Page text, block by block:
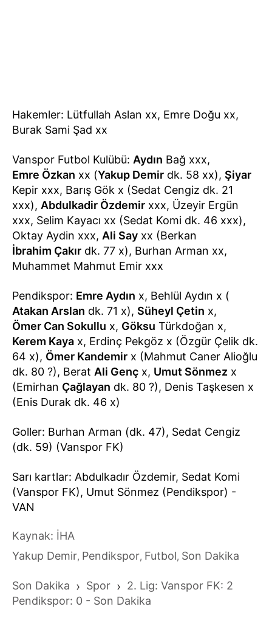
Hakemler: Lütfullah Aslan xx, Emre Doğu xx,
Burak Sami Şad xx
Vanspor Futbol Kulübü: Aydın Bağ xxx,
Emre Özkan xx (Yakup Demir dk. 58 xx), Şiyar
Kepir xxx, Barış Gök x (Sedat Cengiz dk. 21
xxx), Abdulkadir Özdemir xxx, Üzeyir Ergün
xxx, Selim Kayacı xx (Sedat Komi dk. 46 xxx),
Oktay Aydin xxx, Ali Say xx (Berkan
İbrahim Çakır dk. 77 x), Burhan Arman xx,
Muhammet Mahmut Emir xxx
Pendikspor: Emre Aydın x, Behlül Aydın x (
Atakan Arslan dk. 71 x), Süheyl Çetin x,
Ömer Can Sokullu x, Göksu Türkdoğan x,
Kerem Kaya x, Erdinç Pekgöz x (Özgür Çelik dk.
64 x), Ömer Kandemir x (Mahmut Caner Alioğlu
dk. 80 ?), Berat Ali Genç x, Umut Sönmez x
(Emirhan Çağlayan dk. 80 ?), Denis Taşkesen x
(Enis Durak dk. 46 x)
Goller: Burhan Arman (dk. 47), Sedat Cengiz
(dk. 59) (Vanspor FK)
Sarı kartlar: Abdulkadır Özdemir, Sedat Komi
(Vanspor FK), Umut Sönmez (Pendikspor) -
VAN
Kaynak: İHA
Yakup Demir, Pendikspor, Futbol, Son Dakika
Son Dakika › Spor › 2. Lig: Vanspor FK: 2
Pendikspor: 0 - Son Dakika